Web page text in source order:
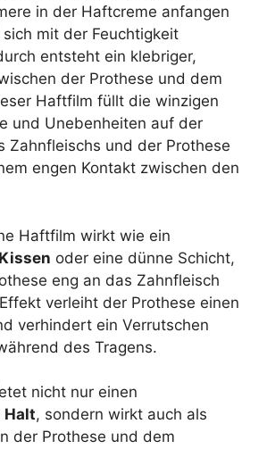
in der Haftcreme anfangen
mit der Feuchtigkeit
entsteht ein klebriger,
der Prothese und dem
Haftfilm füllt die winzigen
und Unebenheiten auf der
Zahnfleischs und der Prothese
engen Kontakt zwischen den
Haftfilm wirkt wie ein
oder eine dünne Schicht,
eng an das Zahnfleisch
verleiht der Prothese einen
verhindert ein Verrutschen
des Tragens.
nicht nur einen
Halt, sondern wirkt auch als
der Prothese und dem